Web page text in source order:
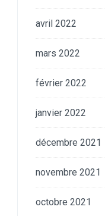
avril 2022
mars 2022
février 2022
janvier 2022
décembre 2021
novembre 2021
octobre 2021